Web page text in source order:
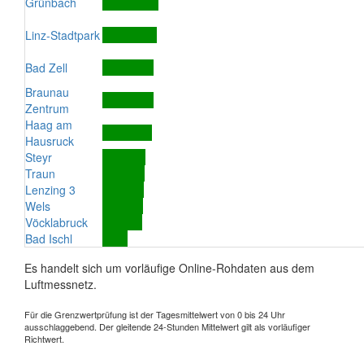
Linz-Stadtpark
Bad Zell
Braunau
Zentrum
Haag am
Hausruck
Steyr
Traun
Lenzing 3
Wels
Vöcklabruck
Bad Ischl
Es handelt sich um vorläufige Online-Rohdaten aus dem
Luftmessnetz.
Für die Grenzwertprüfung ist der Tagesmittelwert von 0 bis 24 Uhr
ausschlaggebend. Der gleitende 24-Stunden Mittelwert gilt als vorläufiger
Richtwert.